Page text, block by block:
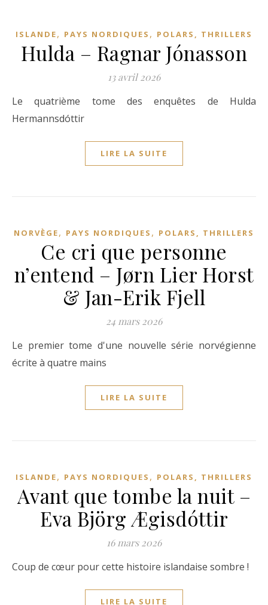
ISLANDE, PAYS NORDIQUES , POLARS, THRILLERS
Hulda – Ragnar Jónasson
13 avril 2026
Le quatrième tome des enquêtes de Hulda
Hermannsdóttir
LIRE LA SUITE
NORVÈGE, PAYS NORDIQUES , POLARS, THRILLERS
Ce cri que personne
n’entend – Jørn Lier Horst
& Jan-Erik Fjell
24 mars 2026
Le premier tome d'une nouvelle série norvégienne
écrite à quatre mains
LIRE LA SUITE
ISLANDE, PAYS NORDIQUES , POLARS, THRILLERS
Avant que tombe la nuit –
Eva Björg Ægisdóttir
16 mars 2026
Coup de cœur pour cette histoire islandaise sombre !
LIRE LA SUITE